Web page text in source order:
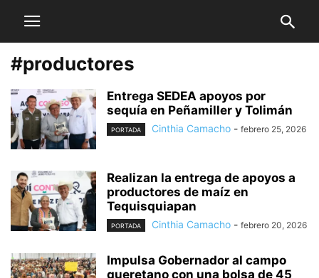
#productores
Entrega SEDEA apoyos por
sequía en Peñamiller y Tolimán
PORTADA Cinthia Camacho - febrero 25, 2026
Realizan la entrega de apoyos a
productores de maíz en
Tequisquiapan
PORTADA Cinthia Camacho - febrero 20, 2026
Impulsa Gobernador al campo
queretano con una bolsa de 45